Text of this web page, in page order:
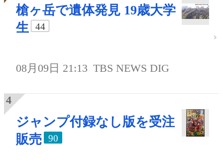
槍ヶ岳で遺体発見 19歳大学
生
44
08月09日 21:13 TBS NEWS DIG
ジャンプ付録なし版を受注
販売
90